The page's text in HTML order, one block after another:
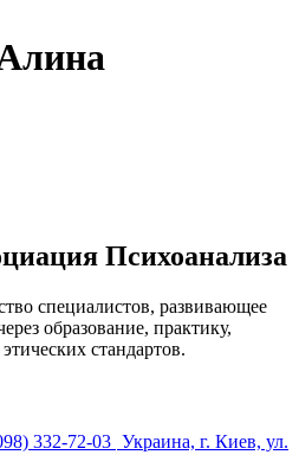
Психоанализа
специалистов, развивающее
образование, практику,
стандартов.
332-72-03 Украина, г. Киев, ул.